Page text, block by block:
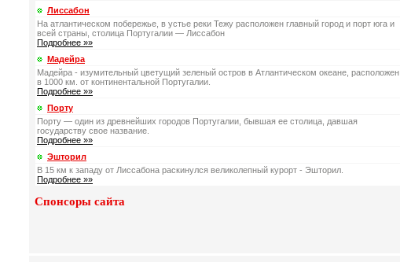
Лиссабон
На атлантическом побережье, в устье реки Тежу расположен главный город и порт юга и
всей страны, столица Португалии — Лиссабон
Подробнее »»
Мадейра
Мадейра - изумительный цветущий зеленый остров в Атлантическом океане, расположен
в 1000 км. от континентальной Португалии.
Подробнее »»
Порту
Порту — один из древнейших городов Португалии, бывшая ее столица, давшая
государству свое название.
Подробнее »»
Эшторил
В 15 км к западу от Лиссабона раскинулся великолепный курорт - Эшторил.
Подробнее »»
Спонсоры сайта